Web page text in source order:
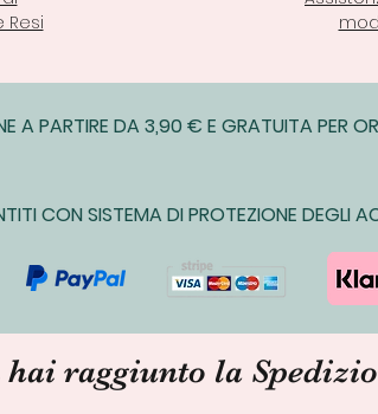
Resi
A PARTIRE DA 3,90 € E GRATUITA PER
CON SISTEMA DI PROTEZIONE DEGLI
hai raggiunto la